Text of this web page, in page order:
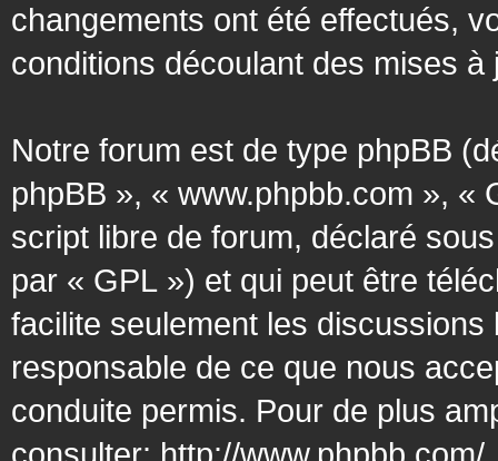
changements ont été effectués,
conditions découlant des mises
Notre forum est de type phpBB
phpBB », « www.phpbb.com », «
script libre de forum, déclaré
par « GPL ») et qui peut être
facilite seulement les
responsable de ce que nous
conduite permis. Pour de plus